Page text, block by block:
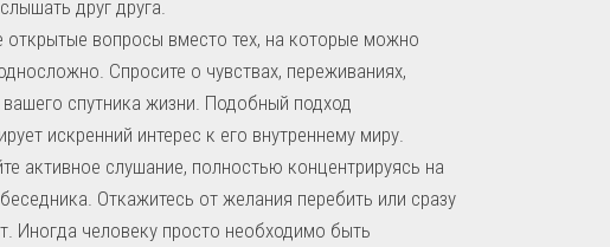
друг друга.
открытые вопросы вместо тех, на которые можно
Спросите о чувствах, переживаниях,
спутника жизни. Подобный подход
искренний интерес к его внутреннему миру.
активное слушание, полностью концентрируясь на
Откажитесь от желания перебить или сразу
Иногда человеку просто необходимо быть